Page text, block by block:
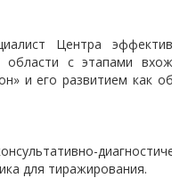
Центра
области с этапами
и его развитием как
для тиражирования.